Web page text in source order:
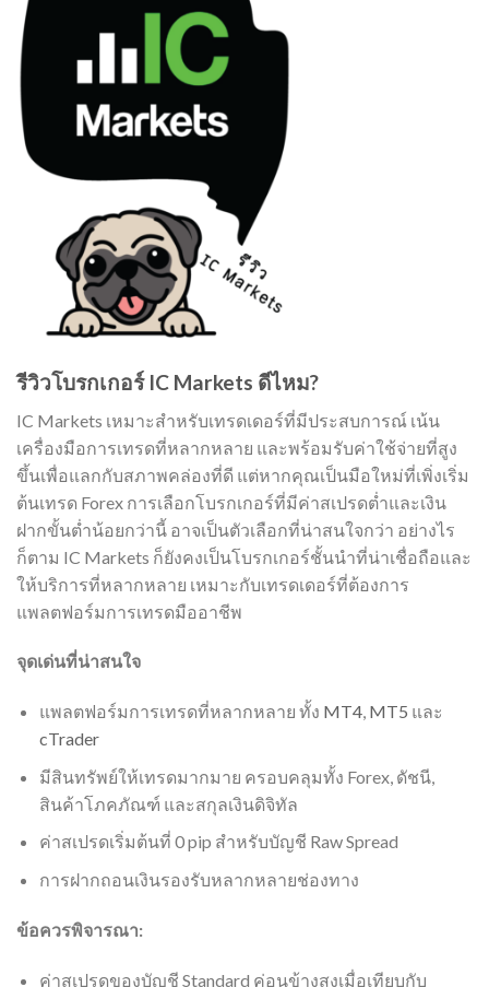
รีวิวโบรกเกอร์ IC Markets ดีไหม?
IC Markets เหมาะสำหรับเทรดเดอร์ที่มีประสบการณ์ เน้น
เครื่องมือการเทรดที่หลากหลาย และพร้อมรับค่าใช้จ่ายที่สูง
ขึ้นเพื่อแลกกับสภาพคล่องที่ดี แต่หากคุณเป็นมือใหม่ที่เพิ่งเริ่ม
ต้นเทรด Forex การเลือกโบรกเกอร์ที่มีค่าสเปรดต่ำและเงิน
ฝากขั้นต่ำน้อยกว่านี้ อาจเป็นตัวเลือกที่น่าสนใจกว่า อย่างไร
ก็ตาม IC Markets ก็ยังคงเป็นโบรกเกอร์ชั้นนำที่น่าเชื่อถือและ
ให้บริการที่หลากหลาย เหมาะกับเทรดเดอร์ที่ต้องการ
แพลตฟอร์มการเทรดมืออาชีพ
จุดเด่นที่น่าสนใจ
แพลตฟอร์มการเทรดที่หลากหลาย ทั้ง MT4, MT5 และ
cTrader
มีสินทรัพย์ให้เทรดมากมาย ครอบคลุมทั้ง Forex, ดัชนี,
สินค้าโภคภัณฑ์ และสกุลเงินดิจิทัล
ค่าสเปรดเริ่มต้นที่ 0 pip สำหรับบัญชี Raw Spread
การฝากถอนเงินรองรับหลากหลายช่องทาง
ข้อควรพิจารณา:
ค่าสเปรดของบัญชี Standard ค่อนข้างสูงเมื่อเทียบกับ